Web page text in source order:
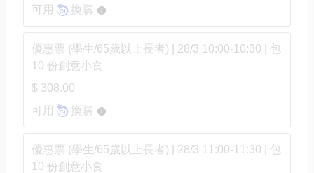
可用
換購
優惠票 (學生/65歲以上長者) | 28/3 10:00-10:30 | 包
10 份創意小食
$ 308.00
可用
換購
優惠票 (學生/65歲以上長者) | 28/3 11:00-11:30 | 包
10 份創意小食